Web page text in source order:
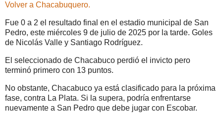
Volver a Chacabuquero.
Fue 0 a 2 el resultado final en el estadio municipal de San
Pedro, este miércoles 9 de julio de 2025 por la tarde. Goles
de Nicolás Valle y Santiago Rodríguez.
El seleccionado de Chacabuco perdió el invicto pero
terminó primero con 13 puntos.
No obstante, Chacabuco ya está clasificado para la próxima
fase, contra La Plata. Si la supera, podría enfrentarse
nuevamente a San Pedro que debe jugar con Escobar.